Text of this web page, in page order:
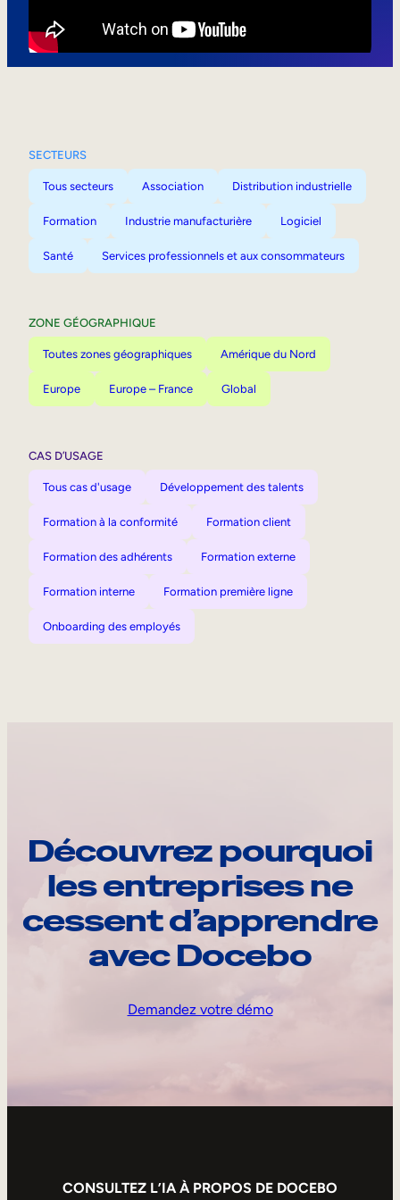
SECTEURS
Tous secteurs Association Distribution industrielle
Formation Industrie manufacturière Logiciel
Santé Services professionnels et aux consommateurs
ZONE GÉOGRAPHIQUE
Toutes zones géographiques Amérique du Nord
Europe Europe – France Global
CAS D’USAGE
Tous cas d'usage Développement des talents
Formation à la conformité Formation client
Formation des adhérents Formation externe
Formation interne Formation première ligne
Onboarding des employés
Découvrez pourquoi
les entreprises ne
cessent d’apprendre
avec Docebo
Demandez votre démo
CONSULTEZ L’IA À PROPOS DE DOCEBO